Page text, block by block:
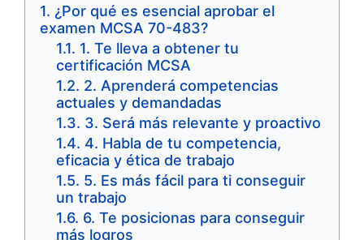
¿Por qué es esencial aprobar el
examen MCSA 70-483?
1. Te lleva a obtener tu
certificación MCSA
2. Aprenderá competencias
actuales y demandadas
3. Será más relevante y proactivo
4. Habla de tu competencia,
eficacia y ética de trabajo
5. Es más fácil para ti conseguir
un trabajo
6. Te posicionas para conseguir
más logros